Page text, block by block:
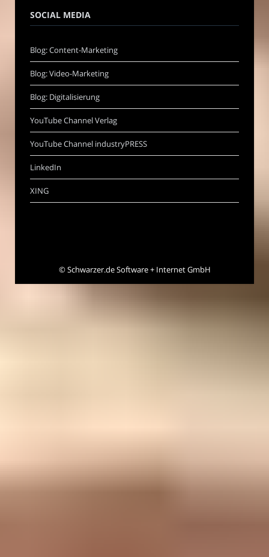
SOCIAL MEDIA
Blog: Content-Marketing
Blog: Video-Marketing
Blog: Digitalisierung
YouTube Channel Verlag
YouTube Channel industryPRESS
LinkedIn
XING
©Schwarzer.de Software + Internet GmbH